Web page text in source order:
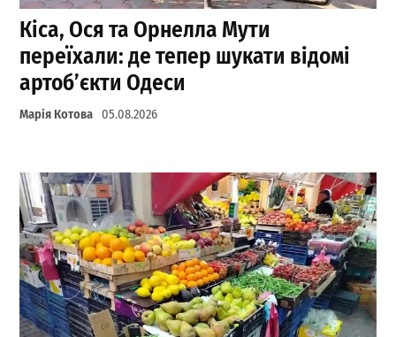
Кіса, Ося та Орнелла Мути
переїхали: де тепер шукати відомі
артоб’єкти Одеси
Марія Котова 05.08.2026